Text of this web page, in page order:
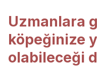
Uzmanlara
köpeğinize
olabileceği